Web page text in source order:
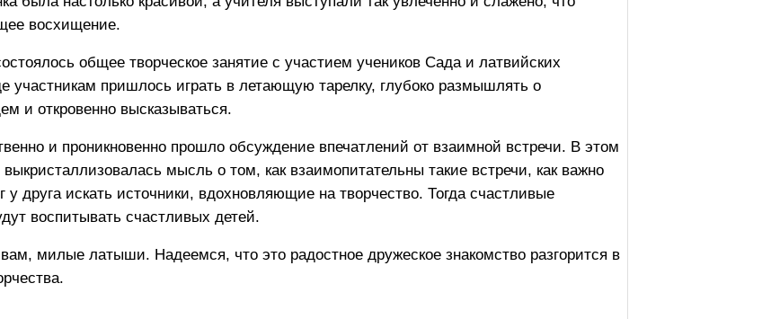
восхищение.
общее творческое занятие с участием учеников Сада и латвийских
участникам пришлось играть в летающую тарелку, глубоко размышлять о
и откровенно высказываться.
и проникновенно прошло обсуждение впечатлений от взаимной встречи. В этом
мысль о том, как взаимопитательны такие встречи, как важно
у друга искать источники, вдохновляющие на творчество. Тогда счастливые
воспитывать счастливых детей.
милые латыши. Надеемся, что это радостное дружеское знакомство разгорится в